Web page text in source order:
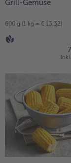
Grill-Gemüse
600 g (1 kg = € 13,32)